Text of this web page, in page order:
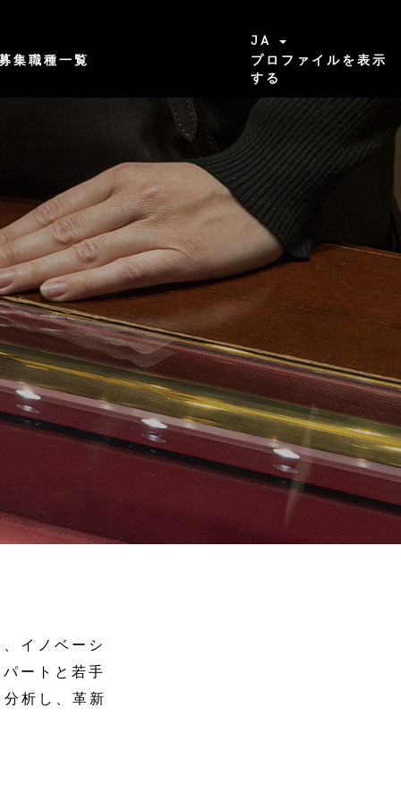
集職種一覧
JA
プロファイルを表示
する
イノベーシ
ートと若手
析し、革新